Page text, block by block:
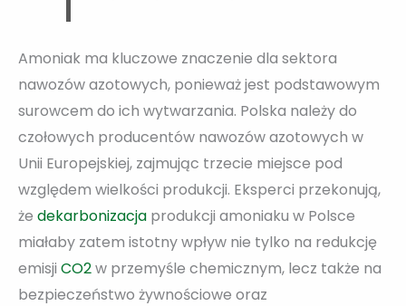
Amoniak ma kluczowe znaczenie dla sektora
nawozów azotowych, ponieważ jest podstawowym
surowcem do ich wytwarzania. Polska należy do
czołowych producentów nawozów azotowych w
Unii Europejskiej, zajmując trzecie miejsce pod
względem wielkości produkcji. Eksperci przekonują,
że dekarbonizacja produkcji amoniaku w Polsce
miałaby zatem istotny wpływ nie tylko na redukcję
emisji CO2w przemyśle chemicznym, lecz także na
bezpieczeństwo żywnościowe oraz